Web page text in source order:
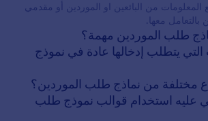
من البائعين او الموردين أو مقدمي
بالتعامل معها.
التي يتطلب إدخالها عادة في نموذج
عليه استخدام قوالب نموذج طلب